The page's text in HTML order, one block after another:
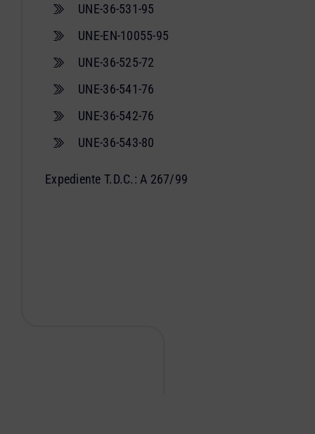
UNE-36-531-95
UNE-EN-10055-95
UNE-36-525-72
UNE-36-541-76
UNE-36-542-76
UNE-36-543-80
Expediente T.D.C.: A 267/99